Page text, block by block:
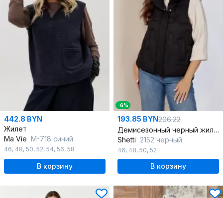
442.8 BYN
Жилет
Ma Vie М-718 синий
46, 48, 50, 52, 54, 56, 58
В корзину
-6%
193.85 BYN206.22
Демисезонный черный жилет на молнии с прорезными карманами
Shetti 2152 черный
46, 48, 50, 52
В корзину